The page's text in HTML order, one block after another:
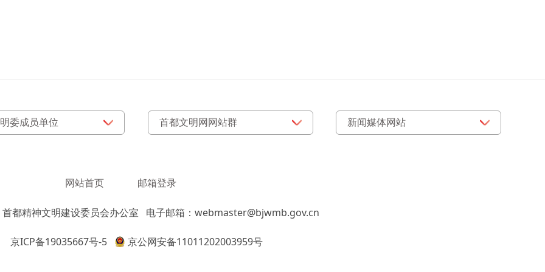
网站首页 邮箱登录
都精神文明建设委员会办公室 电子邮箱：webmaster@bjwmb.gov.cn
京ICP备19035667号-5 京公网安备11011202003959号